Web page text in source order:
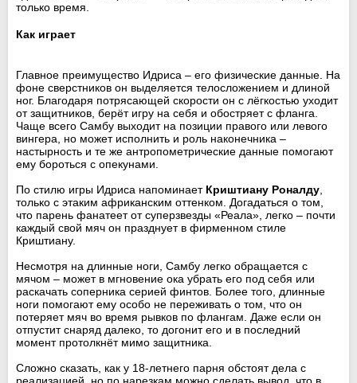
только время.
Как играет
Главное преимущество Идриса – его физические данные. На
фоне сверстников он выделяется телосложением и длиной
ног. Благодаря потрясающей скорости он с лёгкостью уходит
от защитников, берёт игру на себя и обостряет с фланга.
Чаще всего Самбу выходит на позиции правого или левого
вингера, но может исполнить и роль наконечника –
настырность и те же антропометрические данные помогают
ему бороться с опекунами.
По стилю игры Идриса напоминает Криштиану Роналду
только с этаким африканским оттенком. Догадаться о том,
что парень фанатеет от суперзвезды «Реала», легко – почти
каждый свой мяч он празднует в фирменном стиле
Криштиану.
Несмотря на длинные ноги, Самбу легко обращается с
мячом – может в мгновение ока убрать его под себя или
раскачать соперника серией финтов. Более того, длинные
ноги помогают ему особо не переживать о том, что он
потеряет мяч во время рывков по флангам. Даже если он
отпустит снаряд далеко, то догонит его и в последний
момент протолкнёт мимо защитника.
Сложно сказать, как у 18-летнего парня обстоят дела с